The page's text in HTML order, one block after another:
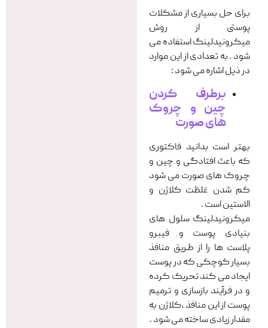
برای حل بسیاری از مشکلات
پوستی از روش
میکرونیدلینگ استفاده می
شود . به تعدادی از این موارد
در ذیل اشاره می شود :
برطرف کردن
چین و چروک
های صورت
بهتر است بدانید فاکتوری
که باعث افتادگی و چین و
چروک های صورت می شود
کم شدن غلظت کلاژن و
الاستین است .
میکرونیدلینگ سلول های
بنیادی پوست و فیبرو
پلاست ها را از طریق منافذ
بسیار کوچکی که در پوست
ایجاد می کند تحریک کرده
و در فرآیند بازسازی و ترمیم
پوست از این منافذ ،کلاژن به
مقدار زیادی ساخته می شود .